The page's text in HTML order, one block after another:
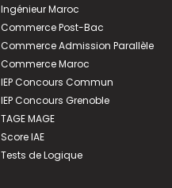
Ingénieur Maroc
Commerce Post-Bac
Commerce Admission Parallèle
Commerce Maroc
IEP Concours Commun
IEP Concours Grenoble
TAGE MAGE
Score IAE
Tests de Logique